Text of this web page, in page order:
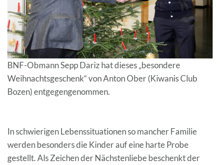
BNF-Obmann Sepp Dariz hat dieses „besondere
Weihnachtsgeschenk“ von Anton Ober (Kiwanis Club
Bozen) entgegengenommen.
In schwierigen Lebenssituationen so mancher Familie
werden besonders die Kinder auf eine harte Probe
gestellt. Als Zeichen der Nächstenliebe beschenkt der